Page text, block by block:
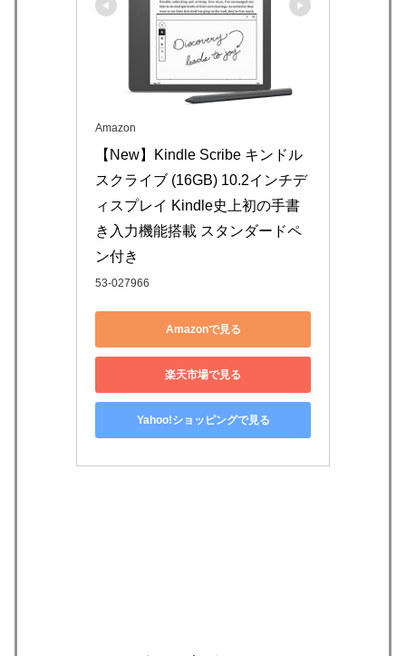
Amazon
【New】Kindle Scribe キンドル
スクライブ (16GB) 10.2インチデ
ィスプレイ Kindle史上初の手書
き入力機能搭載 スタンダードペ
ン付き
53-027966
Amazonで見る
楽天市場で見る
Yahoo!ショッピングで見る